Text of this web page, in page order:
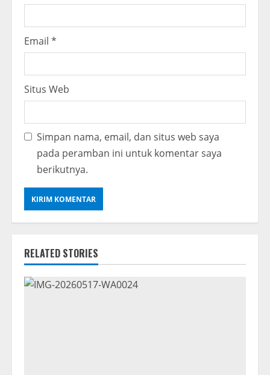
Email *
Situs Web
Simpan nama, email, dan situs web saya
pada peramban ini untuk komentar saya
berikutnya.
RELATED STORIES